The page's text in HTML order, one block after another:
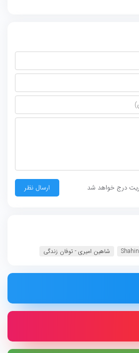
درج خواهد شد
شاهین امیری - توفان زندگی